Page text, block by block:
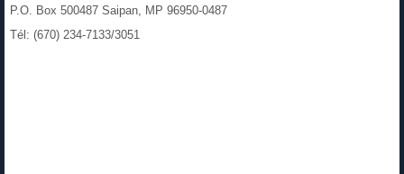
P.O. Box 500487 Saipan, MP 96950-0487
Tél: (670) 234-7133/3051